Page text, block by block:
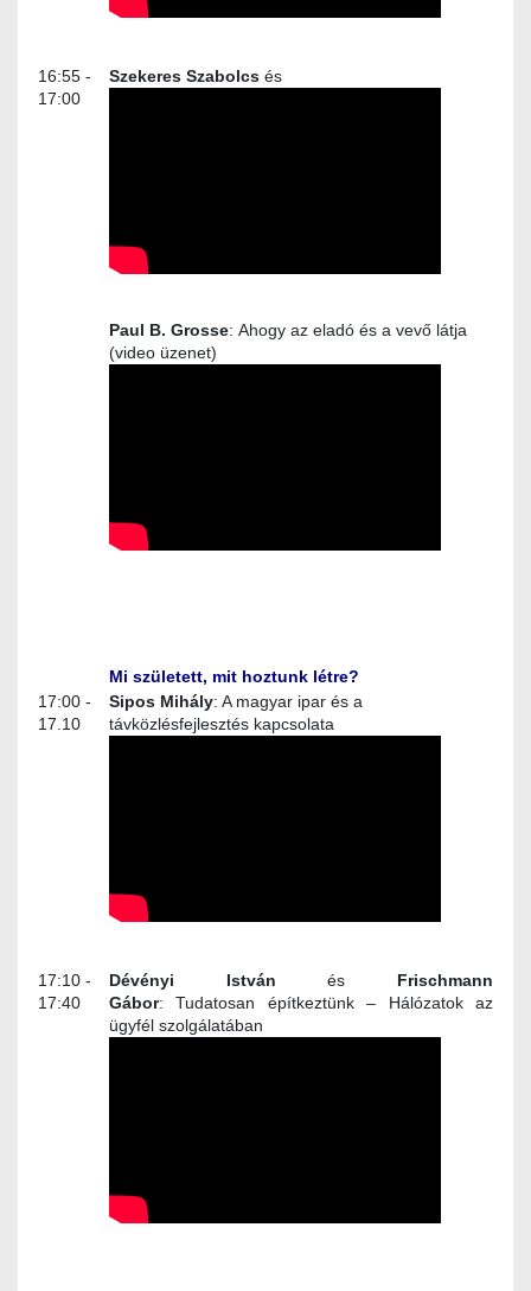
16:55 -
17:00
Szekeres Szabolcs és
Paul B. Grosse: Ahogy az eladó és a vevő látja
(video üzenet)
Mi született, mit hoztunk létre?
17:00 -
17.10
Sipos Mihály: A magyar ipar és a
távközlésfejlesztés kapcsolata
17:10 -
17:40
Dévényi István és Frischmann
Gábor: Tudatosan építkeztünk – Hálózatok az
ügyfél szolgálatában